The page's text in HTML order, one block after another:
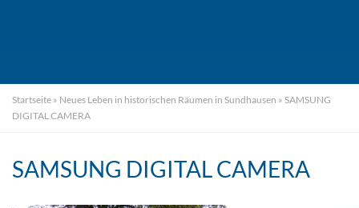
Startseite » Neues Leben in historischen Räumen in Sundhausen » SAMSUNG
DIGITAL CAMERA
SAMSUNG DIGITAL CAMERA